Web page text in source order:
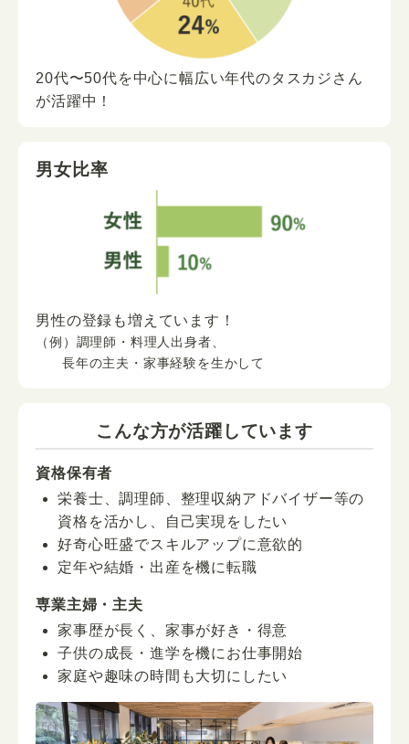
20代〜50代を中心に幅広い年代のタスカジさん
が活躍中！
男女比率
男性の登録も増えています！
（例）調理師・料理人出身者、
長年の主夫・家事経験を生かして
こんな方が活躍しています
資格保有者
栄養士、調理師、整理収納アドバイザー等の
資格を活かし、自己実現をしたい
好奇心旺盛でスキルアップに意欲的
定年や結婚・出産を機に転職
専業主婦・主夫
家事歴が長く、家事が好き・得意
子供の成長・進学を機にお仕事開始
家庭や趣味の時間も大切にしたい